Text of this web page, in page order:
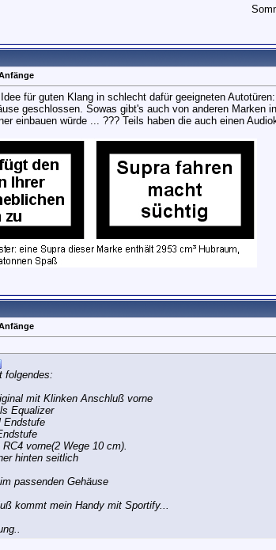
für guten Klang in schlecht dafür geeigneten
geschlossen. Sowas gibt's auch von anderen
einbauen würde ... ??? Teils haben die auch einen
folgendes:
mit Klinken Anschluß vorne
Equalizer
Endstufe
vorne(2 Wege 10 cm).
hinten seitlich
passenden Gehäuse
kommt mein Handy mit Sportify...